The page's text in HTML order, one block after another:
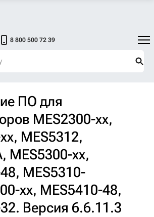
8 800 500 72 39
ПО для
MES2300-xx,
MES5312,
MES5300-xx,
MES5310-
xx, MES5410-48,
Версия 6.6.11.3